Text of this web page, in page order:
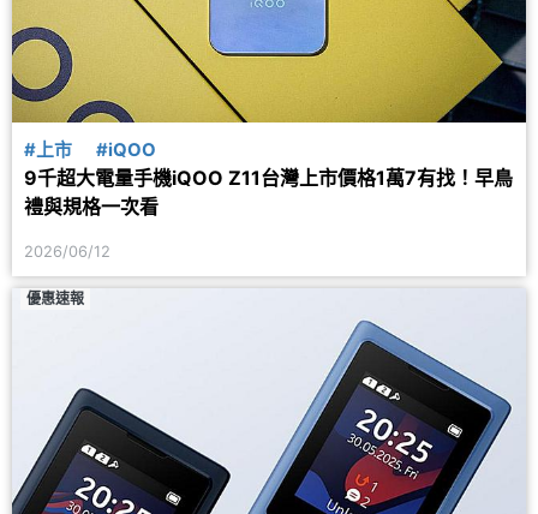
#上市 #iQOO
9千超大電量手機iQOO Z11台灣上市價格1萬7有找！早鳥
禮與規格一次看
2026/06/12
優惠速報